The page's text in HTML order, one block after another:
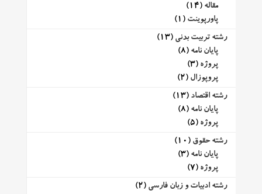
مقاله (14)
پاورپوینت (1)
رشته تربیت بدنی (13)
پایان نامه (8)
پروژه (3)
پروپوزال (2)
رشته اقتصاد (13)
پایان نامه (8)
پروژه (5)
رشته حقوق (10)
پایان نامه (3)
پروژه (7)
رشته ادبیات و زبان فارسی (2)